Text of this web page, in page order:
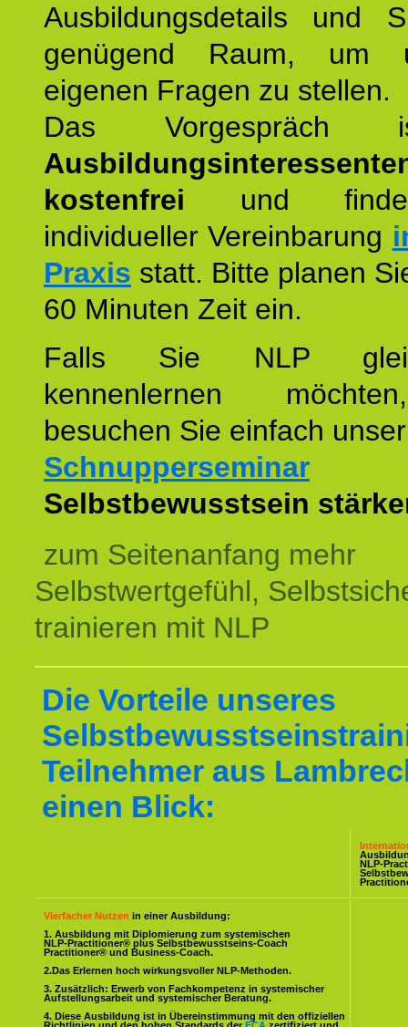
Ausbildungsdetails und
genügend Raum, um
eigenen Fragen zu stellen.
Das
kostenfrei und
individueller Vereinbarung
Praxis statt. Bitte planen
60 Minuten Zeit ein.
Falls Sie NLP
kennenlernen
besuchen Sie einfach unser
Schnupperseminar
Selbstbewusstsein
zum Seitenanfang mehr
Selbstwertgefühl,
trainieren mit NLP
Die Vorteile unseres
Teilnehmer aus
einen Blick:
NLP-
Vierfacher Nutzen in einer Ausbildung:
1. Ausbildung mit Diplomierung zum systemischen
NLP-Practitioner® plus Selbstbewusstseins-Coach
Practitioner® und Business-Coach.
2.Das Erlernen hoch wirkungsvoller NLP-Methoden.
3. Zusätzlich: Erwerb von Fachkompetenz in systemischer
Aufstellungsarbeit und systemischer Beratung.
4. Diese Ausbildung ist in Übereinstimmung mit den offiziellen